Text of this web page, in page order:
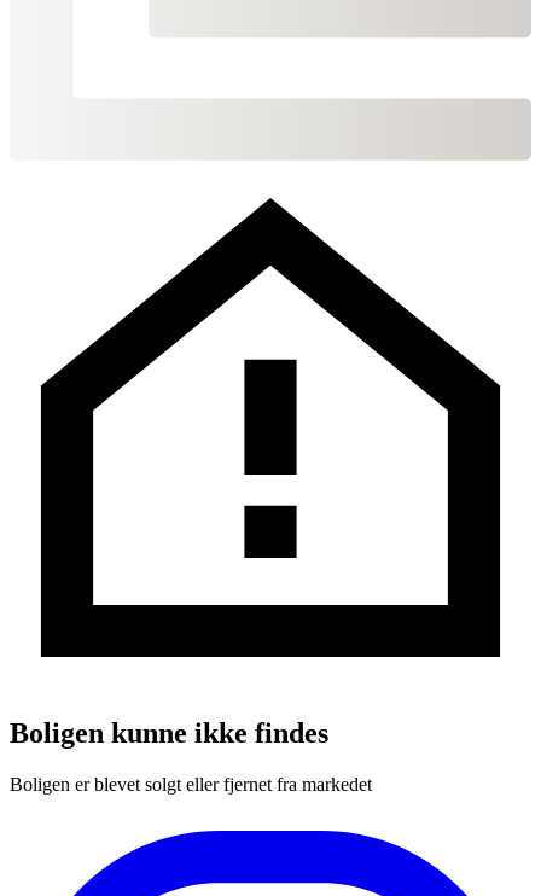
Boligen kunne ikke findes
Boligen er blevet solgt eller fjernet fra markedet